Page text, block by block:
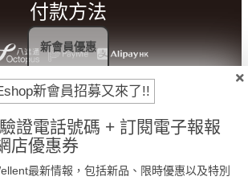
付款方法
新會員招募又來了!!
證電話號碼 + 訂閱電子報報
店優惠券
最新情報，包括新品、限時優惠以及特別
新會員優惠